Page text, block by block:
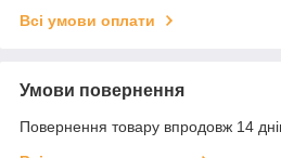
Всі умови оплати
Умови повернення
Повернення товару впродовж 14